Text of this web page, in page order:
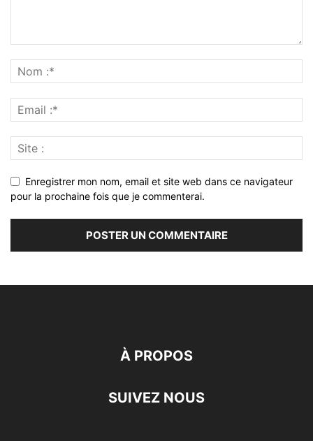
Enregistrer mon nom, email et site web dans ce navigateur
pour la prochaine fois que je commenterai.
À PROPOS
SUIVEZ NOUS